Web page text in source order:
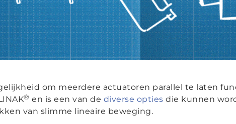
om meerdere actuatoren parallel te laten
® en is een van de diverse opties die kunnen
van slimme lineaire beweging.